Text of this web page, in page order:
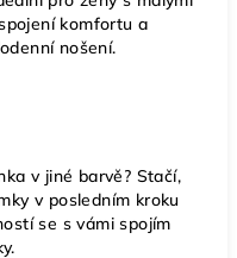
komfortu a
nošení.
v jiné barvě? Stačí,
v posledním kroku
se s vámi spojím